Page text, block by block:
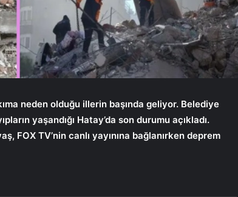
neden olduğu illerin başında geliyor. Belediye
yaşandığı Hatay’da son durumu açıkladı.
FOX TV’nin canlı yayınına bağlanırken deprem